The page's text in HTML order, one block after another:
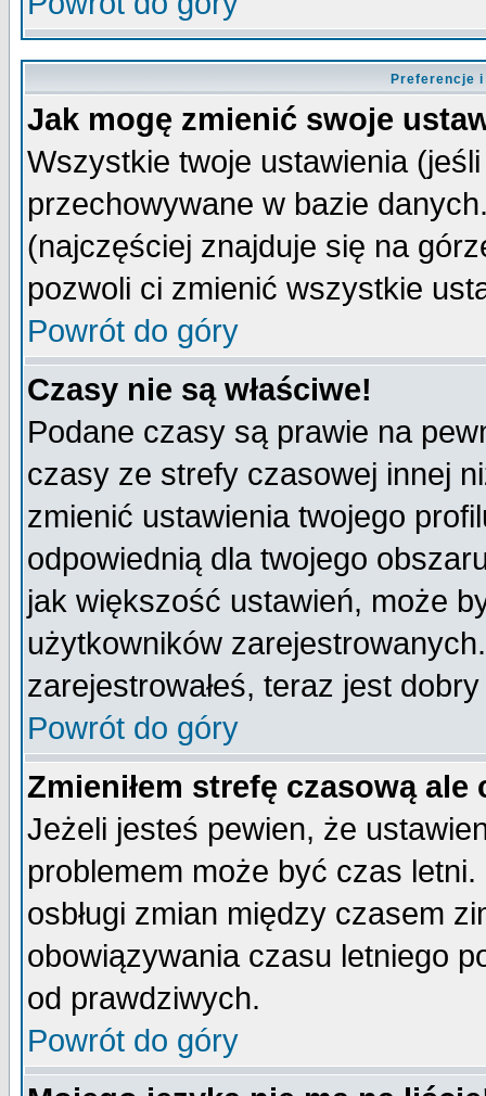
Preferencje
Jak mogę zmienić swoje
Wszystkie twoje ustawienia
przechowywane w bazie
(najczęściej znajduje się na
pozwoli ci zmienić wszystkie
Powrót do góry
Czasy nie są właściwe!
Podane czasy są prawie na
czasy ze strefy czasowej innej
zmienić ustawienia twojego
odpowiednią dla twojego
jak większość ustawień, może
użytkowników
zarejestrowałeś, teraz jest
Powrót do góry
Zmieniłem strefę czasową
Jeżeli jesteś pewien, że
problemem może być czas
osbługi zmian między czasem
obowiązywania czasu letniego
od prawdziwych.
Powrót do góry